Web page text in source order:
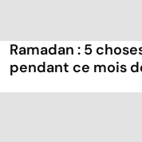
Ramadan : 5
pendant ce mois